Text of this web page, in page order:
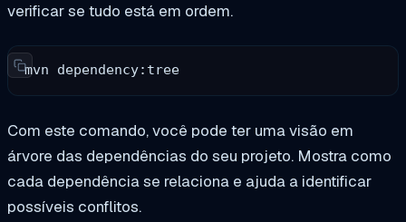
verificar se tudo está em ordem.
mvn dependency:tree
Com este comando, você pode ter uma visão em
árvore das dependências do seu projeto. Mostra como
cada dependência se relaciona e ajuda a identificar
possíveis conflitos.